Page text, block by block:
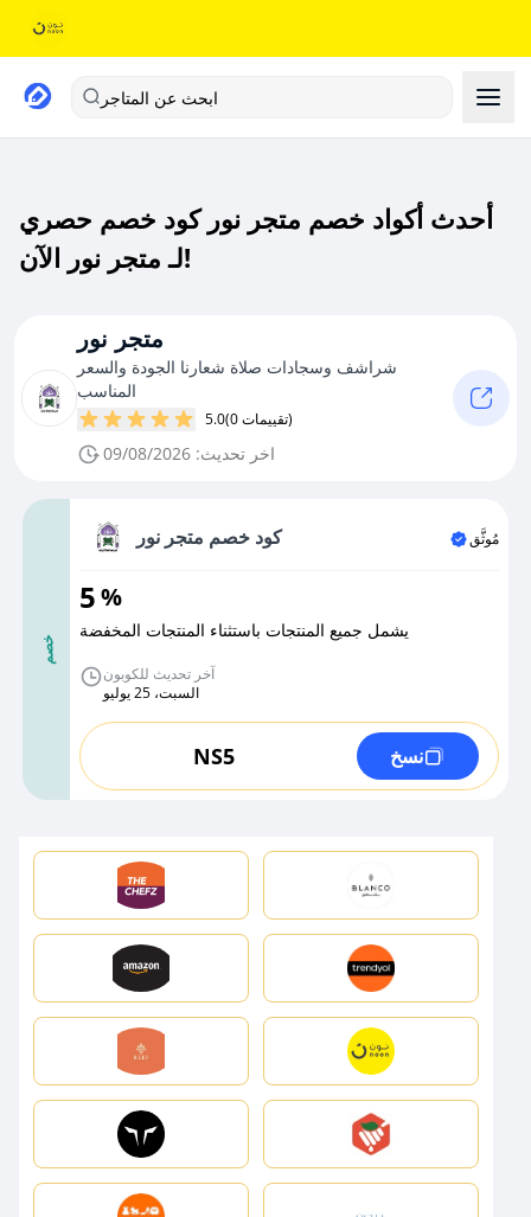
ابحث عن المتاجر
أحدث أكواد خصم متجر نور كود خصم حصري
لـ متجر نور الآن!
متجر نور
شراشف وسجادات صلاة شعارنا الجودة والسعر
المناسب
5.0 (0 تقييمات)
اخر تحديث: 09/08/2026
خصم
كود خصم متجر نور مُوثَّق
5%
يشمل جميع المنتجات باستثناء المنتجات المخفضة
آخر تحديث للكوبون
السبت، 25 يوليو
NS5 نسخ